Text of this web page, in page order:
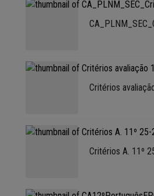
Critérios
Critérios A. 11º